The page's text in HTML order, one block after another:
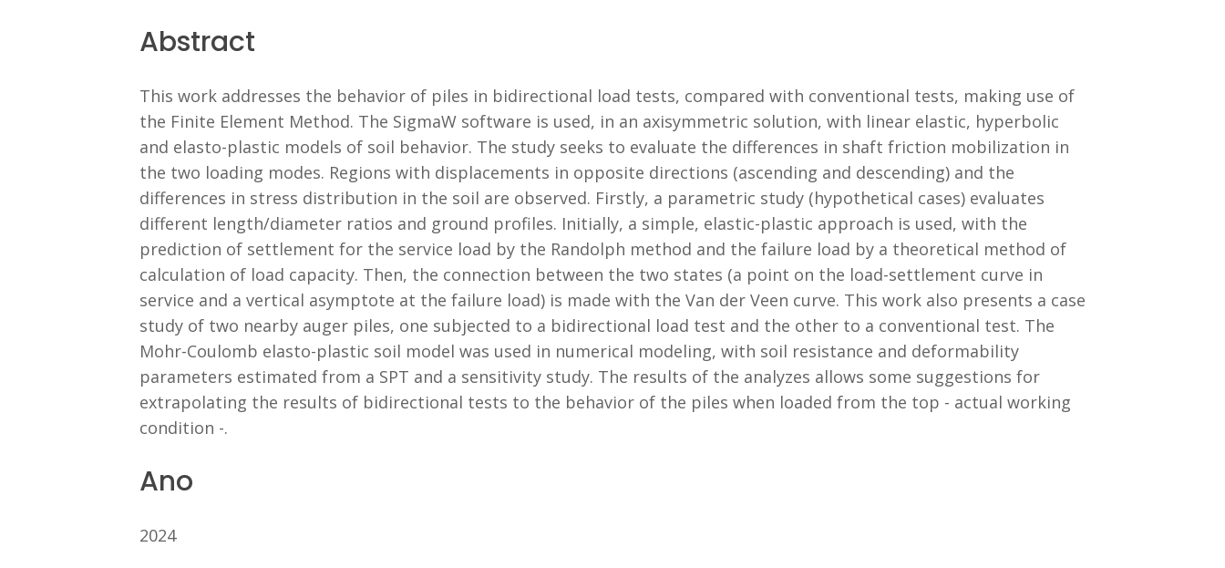
Abstract
This work addresses the behavior of piles in bidirectional load tests, compared with conventional tests, making use of
the Finite Element Method. The SigmaW software is used, in an axisymmetric solution, with linear elastic, hyperbolic
and elasto-plastic models of soil behavior. The study seeks to evaluate the differences in shaft friction mobilization in
the two loading modes. Regions with displacements in opposite directions (ascending and descending) and the
differences in stress distribution in the soil are observed. Firstly, a parametric study (hypothetical cases) evaluates
different length/diameter ratios and ground profiles. Initially, a simple, elastic-plastic approach is used, with the
prediction of settlement for the service load by the Randolph method and the failure load by a theoretical method of
calculation of load capacity. Then, the connection between the two states (a point on the load-settlement curve in
service and a vertical asymptote at the failure load) is made with the Van der Veen curve. This work also presents a case
study of two nearby auger piles, one subjected to a bidirectional load test and the other to a conventional test. The
Mohr-Coulomb elasto-plastic soil model was used in numerical modeling, with soil resistance and deformability
parameters estimated from a SPT and a sensitivity study. The results of the analyzes allows some suggestions for
extrapolating the results of bidirectional tests to the behavior of the piles when loaded from the top - actual working
condition -.
Ano
2024